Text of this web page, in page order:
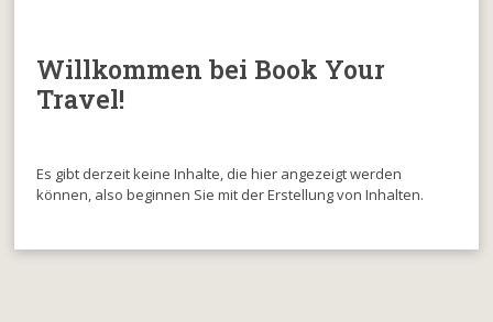
Willkommen bei Book Your
Travel!
Es gibt derzeit keine Inhalte, die hier angezeigt werden
können, also beginnen Sie mit der Erstellung von Inhalten.